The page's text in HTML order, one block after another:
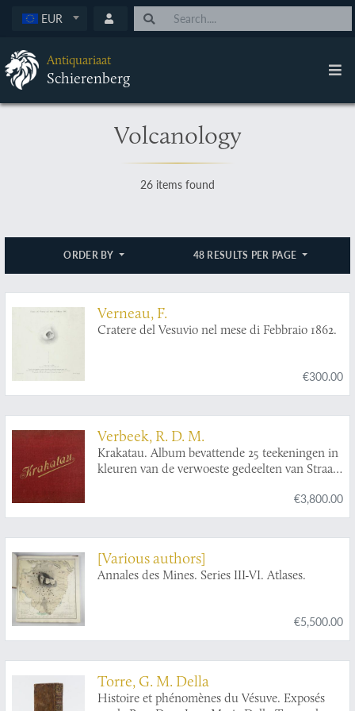
EUR
Antiquariaat
Schierenberg
Volcanology
26 items found
ORDER BY 48 RESULTS PER PAGE
Verneau, F.
Cratere del Vesuvio nel mese di Febbraio 1862.
€300.00
Verbeek, R. D. M.
Krakatau. Album bevattende 25 teekeningen in
kleuren van de verwoeste gedeelten van Straat
uitbarsting van Krakatau. Uitgegeven op last
van Zijne Excellentie den Goeverneur-Generaal
text].
€3,800.00
[Various authors]
Annales des Mines. Series III-VI. Atlases.
€5,500.00
Torre, G. M. Della
Histoire et phénomènes du Vésuve. Exposés